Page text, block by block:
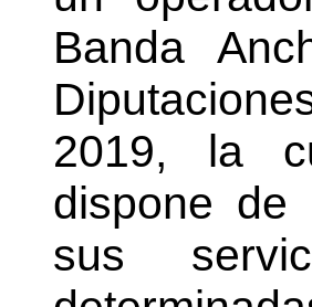
Banda
2019, la
dispone de
sus